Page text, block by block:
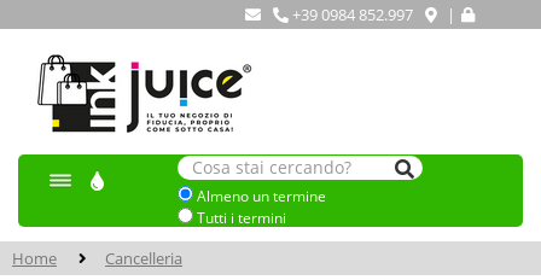
+39 0984 852.997 |
Almeno un termine
Tutti i termini
Home Cancelleria